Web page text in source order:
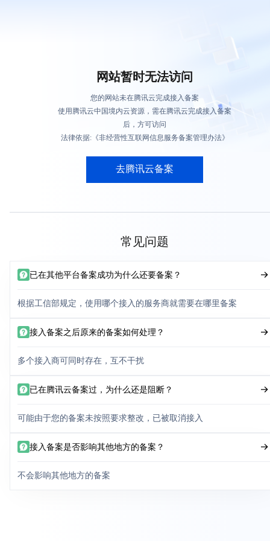
网站暂时无法访问
您的网站未在腾讯云完成接入备案
使用腾讯云中国境内云资源，需在腾讯云完成接入备案
后，方可访问
法律依据:《非经营性互联网信息服务备案管理办法》
去腾讯云备案
常见问题
已在其他平台备案成功为什么还要备案？
根据工信部规定，使用哪个接入的服务商就需要在哪里备案
接入备案之后原来的备案如何处理？
多个接入商可同时存在，互不干扰
已在腾讯云备案过，为什么还是阻断？
可能由于您的备案未按照要求整改，已被取消接入
接入备案是否影响其他地方的备案？
不会影响其他地方的备案